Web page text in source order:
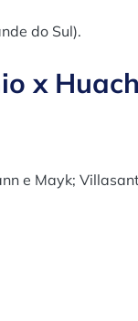
do Sul).
x
e Mayk;